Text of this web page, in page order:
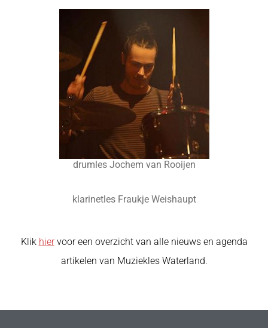
drumles Jochem van Rooijen
klarinetles Fraukje Weishaupt
Klik hiervoor een overzicht van alle nieuws en agenda
artikelen van Muziekles Waterland.